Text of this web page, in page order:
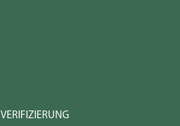
VERIFIZIERUNG